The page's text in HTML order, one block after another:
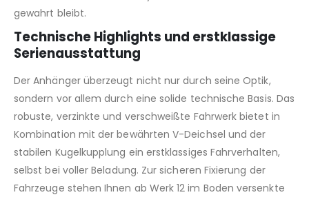
gewahrt bleibt.
Technische Highlights und erstklassige
Serienausstattung
Der Anhänger überzeugt nicht nur durch seine Optik,
sondern vor allem durch eine solide technische Basis. Das
robuste, verzinkte und verschweißte Fahrwerk bietet in
Kombination mit der bewährten V-Deichsel und der
stabilen Kugelkupplung ein erstklassiges Fahrverhalten,
selbst bei voller Beladung. Zur sicheren Fixierung der
Fahrzeuge stehen Ihnen ab Werk 12 im Boden versenkte